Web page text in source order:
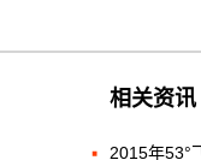
相关资讯
2015年53°